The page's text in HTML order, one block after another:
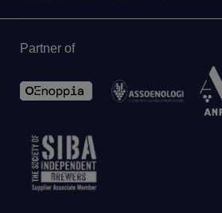
Partner of